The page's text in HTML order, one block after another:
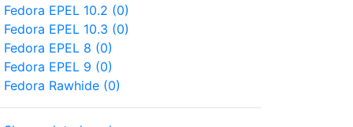
Fedora EPEL 10.2 (0)
Fedora EPEL 10.3 (0)
Fedora EPEL 8 (0)
Fedora EPEL 9 (0)
Fedora Rawhide (0)